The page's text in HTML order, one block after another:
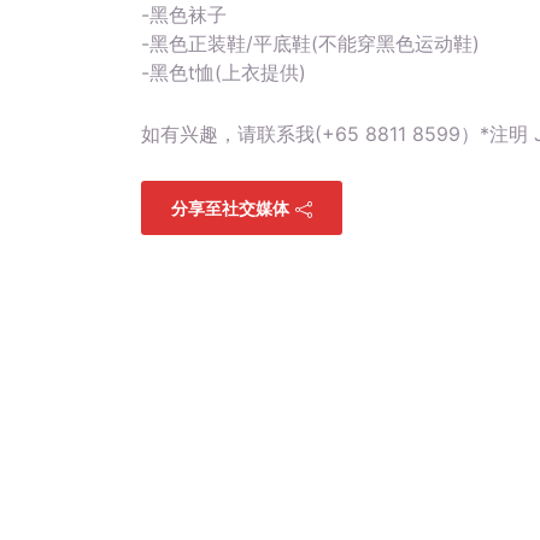
-黑色袜子
-黑色正装鞋/平底鞋(不能穿黑色运动鞋)
-黑色t恤(上衣提供)
如有兴趣，请联系我(+65 8811 8599）*注明
分享至社交媒体